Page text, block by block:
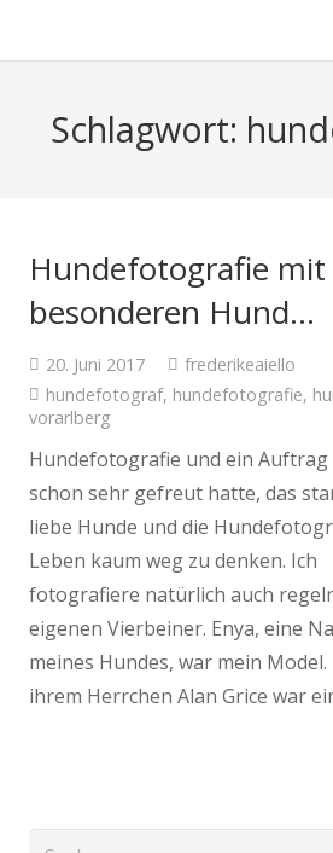
Schlagwort:
Hundefotografie mit
besonderen Hund…
20. Juni 2017
frederikeaiello
hundefotograf, hundefotografie,
vorarlberg
Hundefotografie und ein Auftrag
schon sehr gefreut hatte, das
liebe Hunde und die
Leben kaum weg zu denken. Ich
fotografiere natürlich auch
eigenen Vierbeiner. Enya, eine
meines Hundes, war mein
ihrem Herrchen Alan Grice war